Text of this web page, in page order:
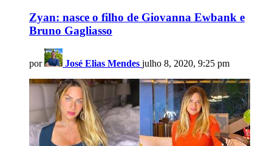
Zyan: nasce o filho de Giovanna Ewbank e
Bruno Gagliasso
por José Elias Mendes julho 8, 2020, 9:25 pm